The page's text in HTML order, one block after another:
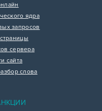
ядра
запросов
сервера
сайта
слова